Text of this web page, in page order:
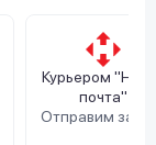
Курьером
почта"
Отправим